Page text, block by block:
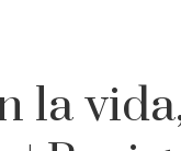
la